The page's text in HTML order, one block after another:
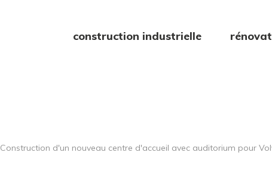
construction industrielle
Construction d'un nouveau centre d'accueil avec auditorium pour